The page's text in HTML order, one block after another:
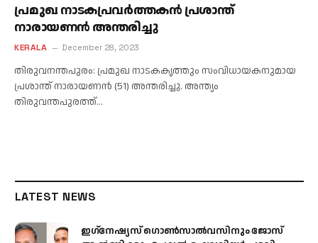
പ്രമുഖ നാടകപ്രവർത്തകൻ പ്രശാന്ത്
നാരായണന്‍ അന്തരിച്ചു
KERALA December 28, 2023
തിരുവനന്തപുരം: പ്രമുഖ നാടകകൃത്തും സംവിധായകനുമായ
പ്രശാന്ത് നാരായണന്‍ (51) അന്തരിച്ചു. അന്ത്യം
തിരുവന്തപുരത്ത്…
LATEST NEWS
ഇഗ്‌നേഷ്യസ് ഗൊൺസാൽവസിനും ജോസ്